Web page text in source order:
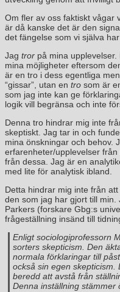
Om fler av oss faktiskt vågar
är då kanske det är den
det fängelse som vi själva
Jag tror på mina
mina möjligheter eftersom
är en tro i dess egentliga
“gissar”, utan en tro som är
som jag inte kan ge
logik vill begränsa och inte
Denna tro hindrar mig inte
skeptiskt. Jag tar in och
mina önskningar och behov.
erfarenheter/upplevelser
från dessa. Jag är en
med lite för analytisk ibland.
Detta hindrar mig inte från
den som jag har gjort till min.
Parkers (forskare Gbg:s
frågeställning insänd till
Enligt sociologiprofessorn
sorters skepticism. Den
normala förklaringar till
också sin egen skepticism.
beredd att avstå från
Denna inställning stämmer